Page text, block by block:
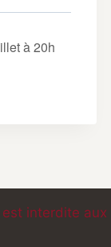
à 20h
interdite aux